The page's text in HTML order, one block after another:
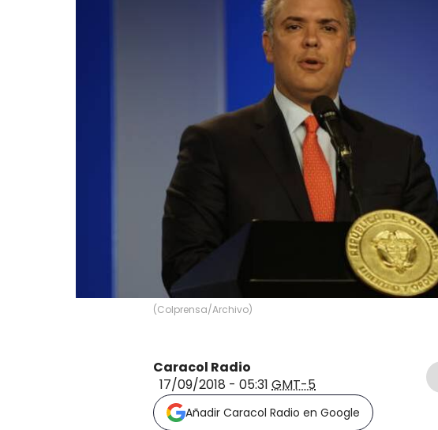
(Colprensa/Archivo)
Caracol Radio
17/09/2018 - 05:31 GMT-5
Añadir Caracol Radio en Google